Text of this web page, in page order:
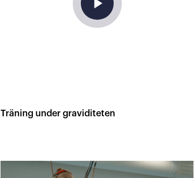
Träning under graviditeten